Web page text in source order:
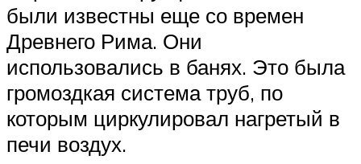
были известны еще со времен
Древнего Рима. Они
использовались в банях. Это была
громоздкая система труб, по
которым циркулировал нагретый в
печи воздух.